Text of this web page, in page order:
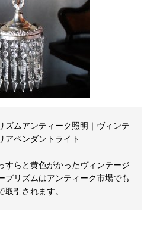
ズムアンティーク照明｜ヴィンテ
アペンダントライト
すらと黄色がかったヴィンテージ
プリズムはアンティーク市場でも
取引されます。